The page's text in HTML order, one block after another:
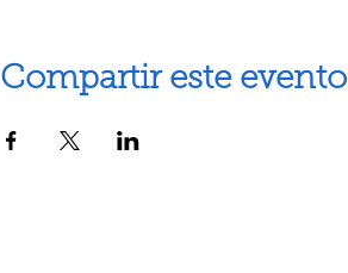
Compartir este evento